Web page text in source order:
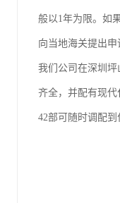
般以1年为限。如
向当地海关提出
我们公司在深圳
齐全，并配有现
42部可随时调配到